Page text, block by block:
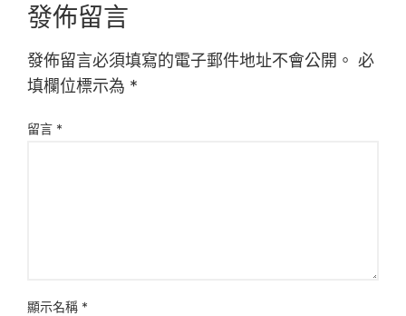
發佈留言
發佈留言必須填寫的電子郵件地址不會公開。 必
填欄位標示為 *
留言 *
顯示名稱 *